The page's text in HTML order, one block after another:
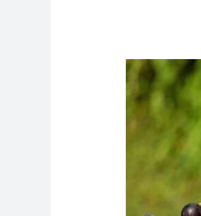
The
Benefits
of
IV
Vitamin
Therapy